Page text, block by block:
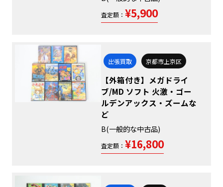
査定額： ¥5,900
出張買取 京都市上京区
【外箱付き】メガドライ
ブ/MD ソフト 火激・ゴー
ルデンアックス・ズームな
ど
B(一般的な中古品)
査定額： ¥16,800